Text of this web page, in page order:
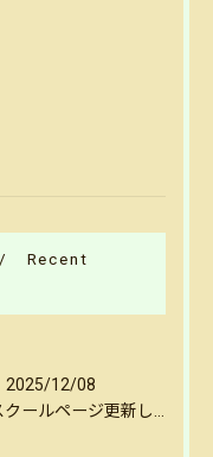
Recent
2025/12/08
スクールページ更新しました